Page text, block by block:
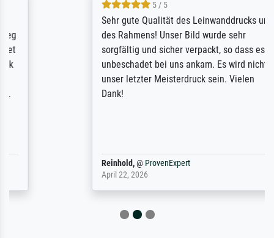
5 / 5
Sehr gute Qualität des Leinwanddrucks und
des Rahmens! Unser Bild wurde sehr
sorgfältig und sicher verpackt, so dass es
unbeschadet bei uns ankam. Es wird nicht
unser letzter Meisterdruck sein. Vielen
ProvenExpert